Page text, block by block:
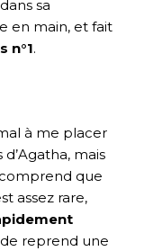
sa
en main, et fait
n°1.
à me placer
mais
que
assez rare,
reprend une